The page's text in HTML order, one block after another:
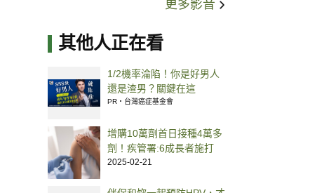
更多影音
其他人正在看
1/2機率淪陷！你是好男人
還是渣男？關鍵在這
PR・台灣癌症基金會
增購10萬劑首日接種4萬多
劑！疾管署:6成長者施打
2025-02-21